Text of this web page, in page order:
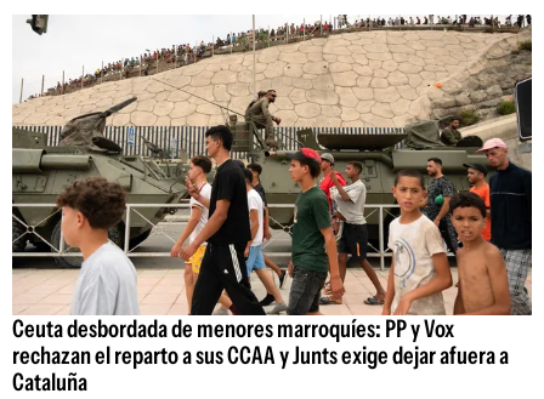
Ceuta desbordada de menores marroquíes: PP y Vox
rechazan el reparto a sus CCAA y Junts exige dejar afuera a
Cataluña